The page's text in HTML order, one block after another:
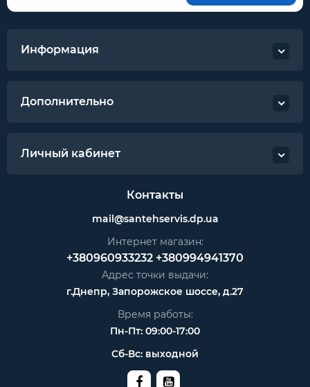
Информация
Дополнительно
Личный кабинет
Контакты
mail@santehservis.dp.ua
Интернет магазин:
+380960933232 +380994941370
Адрес точки выдачи:
г.Днепр, Запорожское шоссе, д.27
Время работы:
Пн-Пт: 09:00-17:00
Сб-Вс: выходной